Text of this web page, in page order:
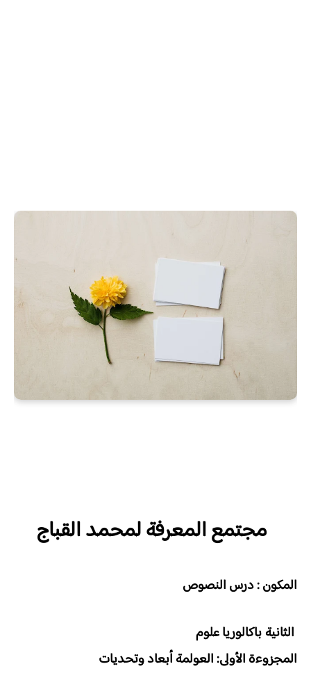
مجتمع المعرفةلمحمد القباج
المكون : درس النصوص
الثانية باكالوريا علوم
المجزوءة الأولى: العولمة أبعاد وتحديات